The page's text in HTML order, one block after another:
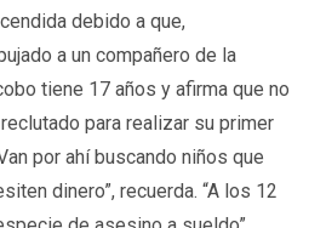
debido a que,
a un compañero de la
tiene 17 años y afirma que no
para realizar su primer
por ahí buscando niños que
dinero”, recuerda. “A los 12